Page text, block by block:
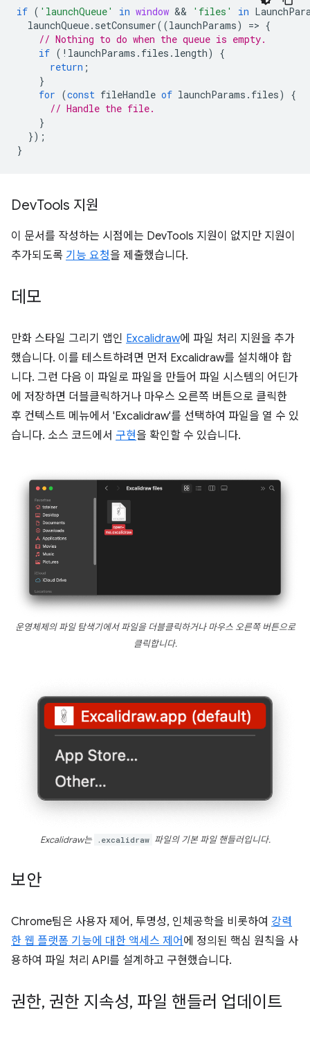
if ( 'launchQueue' in window && 'files' in
launchQueue. setConsumer((launchParams) => {
// Nothing to do when the queue is empty.
if ( ! launchParams . files . length)
{
return ;
}
for (const fileHandle of launchParams . files)
{
// Handle the file.
}
});
}
DevTools 지원
이 문서를 작성하는 시점에는 DevTools 지원이 없지만 지원이
추가되도록 기능 요청을 제출했습니다.
데모
만화 스타일 그리기 앱인 Excalidraw에 파일 처리 지원을 추가
했습니다. 이를 테스트하려면 먼저 Excalidraw를 설치해야 합
니다. 그런 다음 이 파일로 파일을 만들어 파일 시스템의 어딘가
에 저장하면 더블클릭하거나 마우스 오른쪽 버튼으로 클릭한
후 컨텍스트 메뉴에서 'Excalidraw'를 선택하여 파일을 열 수 있
습니다. 소스 코드에서 구현을 확인할 수 있습니다.
운영체제의 파일 탐색기에서 파일을 더블클릭하거나 마우스 오른쪽 버튼으로
클릭합니다.
Excalidraw는 .excalidraw 파일의 기본 파일 핸들러입니다.
보안
Chrome팀은 사용자 제어, 투명성, 인체공학을 비롯하여 강력
한 웹 플랫폼 기능에 대한 액세스 제어 에 정의된 핵심 원칙을 사
용하여 파일 처리 API를 설계하고 구현했습니다.
권한, 권한 지속성, 파일 핸들러 업데이트